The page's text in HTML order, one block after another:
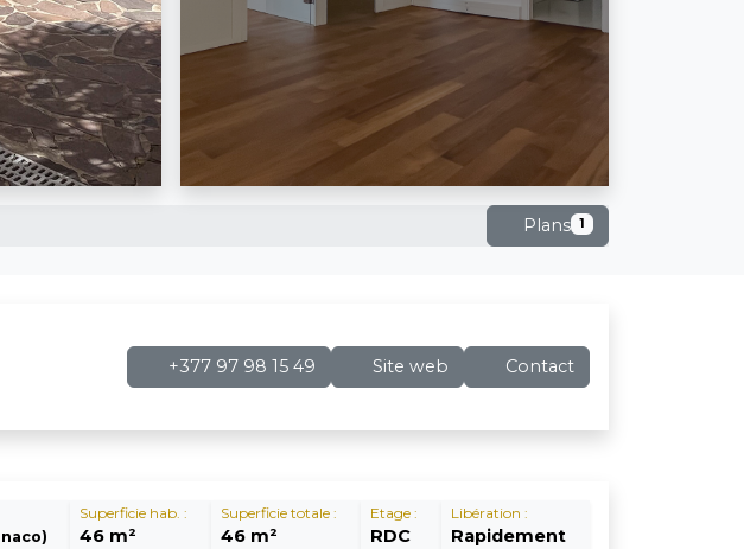
Plans 1
+377 97 98 15 49 Site web Contact
Superficie hab. :
46 m²
Superficie totale :
46 m²
Etage :
RDC
Libération :
Rapidement